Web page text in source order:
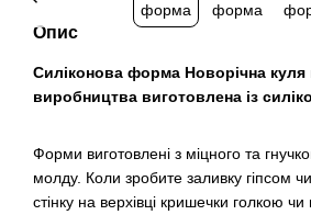
Опис
Силіконова форма Новорічна
виробництва виготовлена із
Форми виготовлені ​​з міцного та
молду. Коли зробите заливку гіпсом
стінку на верхівці кришечки голкою